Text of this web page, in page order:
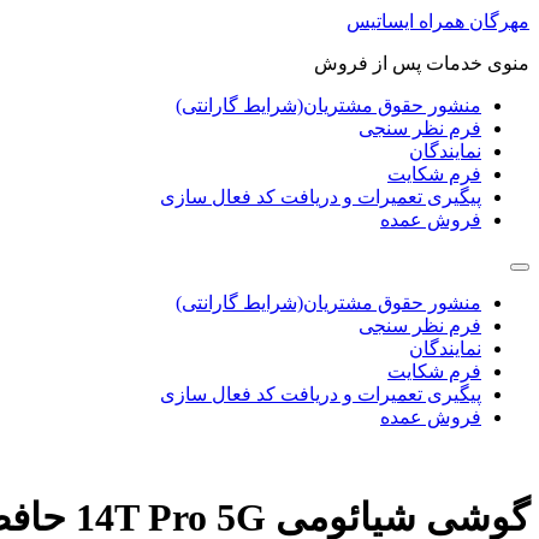
پرش
محتوا
مهرگان همراه ایساتیس
منوی خدمات پس از فروش
منشور حقوق مشتریان(شرایط گارانتی)
فرم نظر سنجی
نمایندگان
فرم شکایت
پیگیری تعمیرات و دریافت کد فعال سازی
فروش عمده
منشور حقوق مشتریان(شرایط گارانتی)
فرم نظر سنجی
نمایندگان
فرم شکایت
پیگیری تعمیرات و دریافت کد فعال سازی
فروش عمده
گوشی شیائومی 14T Pro 5G حافظه 512 رم 12 گیگابایت-ریجستر شده